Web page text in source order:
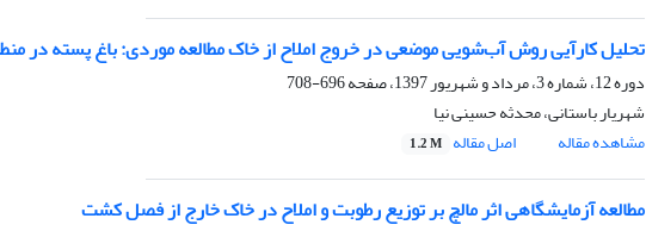
تحلیل کارآیی روش آب‌شویی موضعی در خروج املاح از خاک مطالعه موردی: باغ پسته در
دوره 12، شماره 3، مرداد و شهریور 1397، صفحه
696-708
شهریار باستانی، محدثه حسینی نیا
مشاهده مقاله
اصل مقاله 1.2 M
مطالعه آزمایشگاهی اثر مالچ بر توزیع رطوبت و املاح در خاک خارج از فصل کشت